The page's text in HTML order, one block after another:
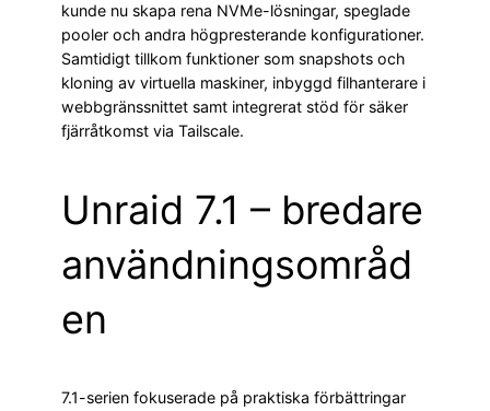
kunde nu skapa rena NVMe-lösningar, speglade
pooler och andra högpresterande konfigurationer.
Samtidigt tillkom funktioner som snapshots och
kloning av virtuella maskiner, inbyggd filhanterare i
webbgränssnittet samt integrerat stöd för säker
fjärråtkomst via Tailscale.
Unraid 7.1 – bredare
användningsområd
en
7.1-serien fokuserade på praktiska förbättringar